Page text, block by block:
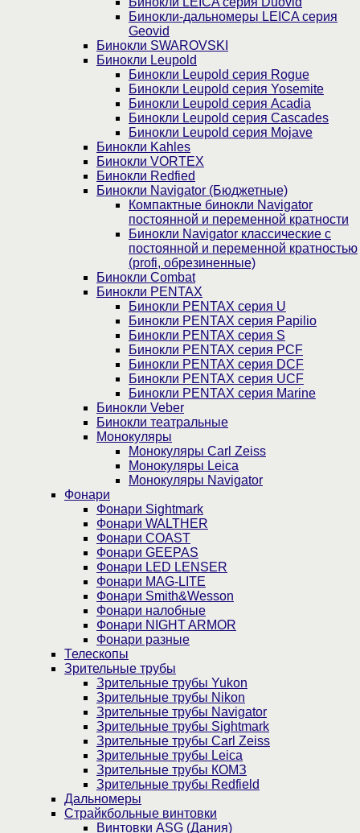
Бинокли-дальномеры LEICA серия
Geovid
Бинокли SWAROVSKI
Бинокли Leupold
Бинокли Leupold серия Rogue
Бинокли Leupold серия Yosemite
Бинокли Leupold серия Acadia
Бинокли Leupold серия Cascades
Бинокли Leupold серия Mojave
Бинокли Kahles
Бинокли VORTEX
Бинокли Redfied
Бинокли Navigator (Бюджетные)
Компактные бинокли Navigator
постоянной и переменной кратности
Бинокли Navigator классические с
постоянной и переменной кратностью
(profi, обрезиненные)
Бинокли Combat
Бинокли PENTAX
Бинокли PENTAX серия U
Бинокли PENTAX серия Papilio
Бинокли PENTAX серия S
Бинокли PENTAX серия PCF
Бинокли PENTAX серия DCF
Бинокли PENTAX серия UCF
Бинокли PENTAX серия Marine
Бинокли Veber
Бинокли театральные
Монокуляры
Монокуляры Carl Zeiss
Монокуляры Leica
Монокуляры Navigator
Фонари
Фонари Sightmark
Фонари WALTHER
Фонари COAST
Фонари GEEPAS
Фонари LED LENSER
Фонари MAG-LITE
Фонари Smith&Wesson
Фонари налобные
Фонари NIGHT ARMOR
Фонари разные
Телескопы
Зрительные трубы
Зрительные трубы Yukon
Зрительные трубы Nikon
Зрительные трубы Navigator
Зрительные трубы Sightmark
Зрительные трубы Carl Zeiss
Зрительные трубы Leica
Зрительные трубы КОМЗ
Зрительные трубы Redfield
Дальномеры
Страйкбольные винтовки
Винтовки ASG (Дания)